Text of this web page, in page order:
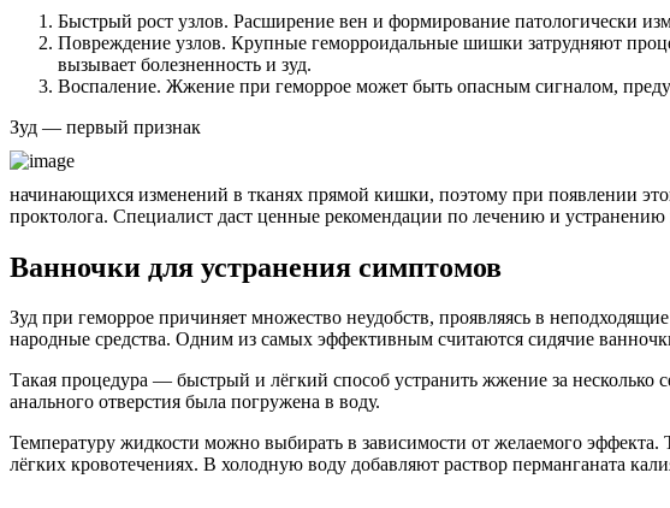
Быстрый рост узлов. Расширение вен и формирование патологически
Повреждение узлов. Крупные геморроидальные шишки затрудняют
вызывает болезненность и зуд.
Воспаление. Жжение при геморрое может быть опасным сигналом,
Зуд — первый признак
начинающихся изменений в тканях прямой кишки, поэтому при появлении
проктолога. Специалист даст ценные рекомендации по лечению и
Ванночки для устранения симптомов
Зуд при геморрое причиняет множество неудобств, проявляясь в
народные средства. Одним из самых эффективным считаются сидячие
Такая процедура — быстрый и лёгкий способ устранить жжение за
анального отверстия была погружена в воду.
Температуру жидкости можно выбирать в зависимости от желаемого
лёгких кровотечениях. В холодную воду добавляют раствор перманганата